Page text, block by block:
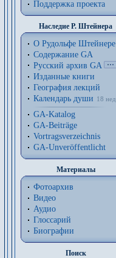
Поддержка проекта
Наследие Р. Штейнера
О Рудольфе Штейнере
Содержание GA
Русский архив GA
Изданные книги
География лекций
Календарь души
18 нед.
GA-Katalog
GA-Beiträge
Vortragsverzeichnis
GA-Unveröffentlicht
Материалы
Фотоархив
Видео
Аудио
Глоссарий
Биографии
Поиск